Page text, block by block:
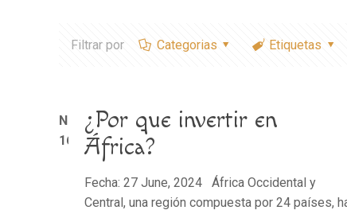
Filtrar por Categorias Etiquetas
Notice: Trying to access array offset on value of
1611
¿Por que invertir en
África?
Fecha: 27 June, 2024 África Occidental y
Central, una región compuesta por 24 países,